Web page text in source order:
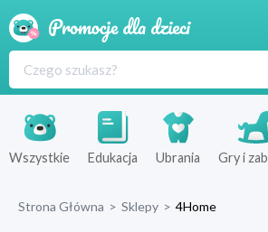
Produkty
Sklepy
Wszystkie Edukacja Ubrania Gry i
Strona Główna > Sklepy > 4Home